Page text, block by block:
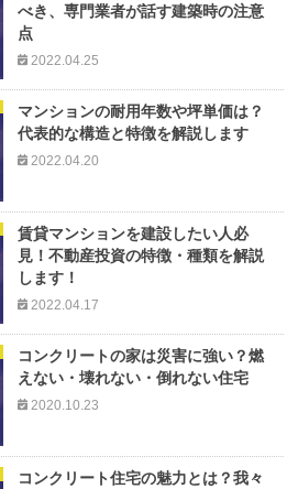
べき、専門業者が話す建築時の注意
点
2022.04.25
マンションの耐用年数や坪単価は？
代表的な構造と特徴を解説します
2022.04.20
賃貸マンションを建設したい人必
見！不動産投資の特徴・種類を解説
します！
2022.04.17
コンクリートの家は災害に強い？燃
えない・壊れない・倒れない住宅
2020.10.23
コンクリート住宅の魅力とは？我々